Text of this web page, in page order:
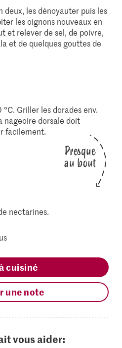
deux, les dénoyauter puis les
les oignons nouveaux en
et relever de sel, de poivre,
et de quelques gouttes de
Griller les dorades env.
nageoire dorsale doit
facilement.
Presque
au bout
nectarines.
cuisiné
une note
vous aider: